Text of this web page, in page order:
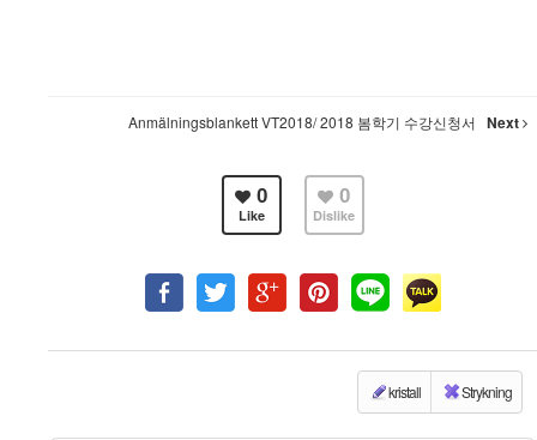
Anmälningsblankett VT2018/ 2018 봄학기 수강신청서 Next
0
Like
0
Dislike
kristall Strykning